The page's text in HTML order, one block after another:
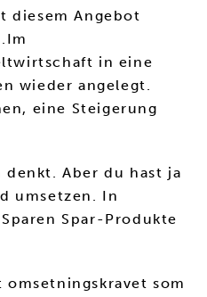
diesem Angebot
in eine
wieder angelegt.
eine Steigerung
Aber du hast ja
umsetzen. In
Spar-Produkte
som